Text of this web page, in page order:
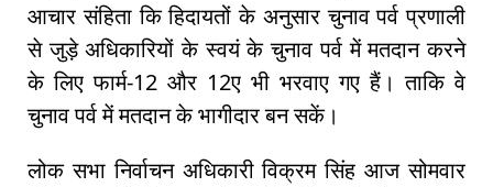
आचार संहिता कि हिदायतों के अनुसार चुनाव पर्व प्रणाली
से जुड़े अधिकारियों के स्वयं के चुनाव पर्व में मतदान करने
के लिए फार्म-12 और 12ए भी भरवाए गए हैं। ताकि वे
चुनाव पर्व में मतदान के भागीदार बन सकें।
लोक सभा निर्वाचन अधिकारी विक्रम सिंह आज सोमवार